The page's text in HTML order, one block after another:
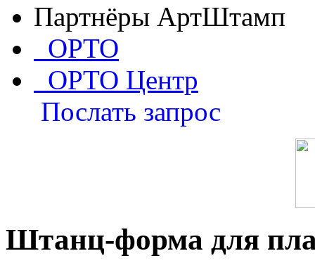
Партнёры АртШтамп
ОРТО
ОРТО Центр
Послать запрос
Штанц-форма для